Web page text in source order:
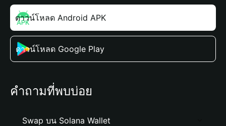
ดาวน์โหลด Android APK
ดาวน์โหลด Google Play
คำถามที่พบบ่อย
Swap บน Solana Wallet